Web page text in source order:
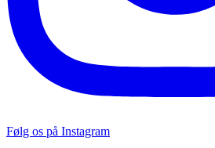
Følg os på Instagram